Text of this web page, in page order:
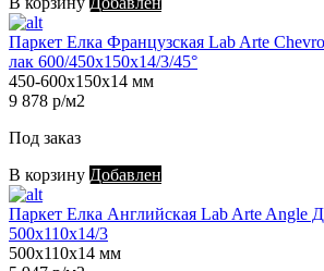
Паркет Елка Французская Lab Arte
лак 600/450х150х14/3/45°
450-600х150х14 мм
9 878 р/м2
Под заказ
В корзину Добавлен
Паркет Елка Английская Lab Arte Angle
500х110х14/3
500х110х14 мм